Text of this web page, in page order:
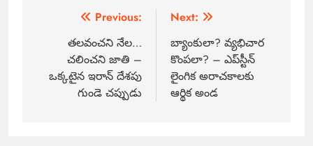
Previous:
తలవంచని నేల…
చలించని జాతి –
ఒక్కటైన ఇరాన్ దేశపు
గుండె చప్పుడు
Next:
బ్యాంకులా? వ్యభిచార
కొంపలా? – ఎప్‌స్టీన్
లైంగిక అరాచకాలకు
ఆర్థిక అండ